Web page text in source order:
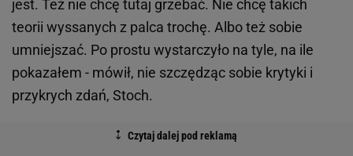
jest. Też nie chcę tutaj grzebać. Nie chcę takich
teorii wyssanych z palca trochę. Albo też sobie
umniejszać. Po prostu wystarczyło na tyle, na ile
pokazałem - mówił, nie szczędząc sobie krytyki i
przykrych zdań, Stoch.